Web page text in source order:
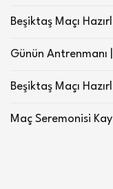
Beşiktaş Maçı
Günün
Beşiktaş Maçı
Maç Seremonisi